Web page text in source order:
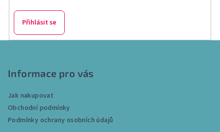
Přihlásit se
Informace pro vás
Jak nakupovat
Obchodní podmínky
Podmínky ochrany osobních údajů